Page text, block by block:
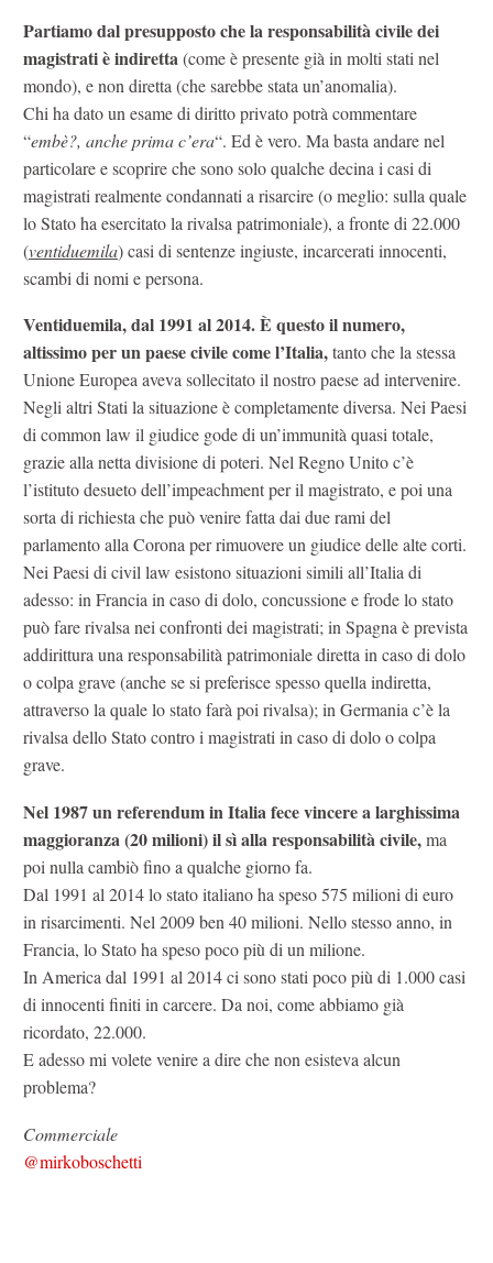
Partiamo dal presupposto che la responsabilità civile dei
magistrati è indiretta(come è presente già in molti stati nel
mondo), e non diretta (che sarebbe stata un’anomalia).
Chi ha dato un esame di diritto privato potrà commentare
“embè?, anche prima c’era“. Ed è vero. Ma basta andare nel
particolare e scoprire che sono solo qualche decina i casi di
magistrati realmente condannati a risarcire (o meglio: sulla quale
lo Stato ha esercitato la rivalsa patrimoniale), a fronte di 22.000
(ventiduemila) casi di sentenze ingiuste, incarcerati innocenti,
scambi di nomi e persona.
Ventiduemila, dal 1991 al 2014. È questo il numero,
altissimo per un paese civile come l’Italia,tanto che la stessa
Unione Europea aveva sollecitato il nostro paese ad intervenire.
Negli altri Stati la situazione è completamente diversa. Nei Paesi
di common law il giudice gode di un’immunità quasi totale,
grazie alla netta divisione di poteri. Nel Regno Unito c’è
l’istituto desueto dell’impeachment per il magistrato, e poi una
sorta di richiesta che può venire fatta dai due rami del
parlamento alla Corona per rimuovere un giudice delle alte corti.
Nei Paesi di civil law esistono situazioni simili all’Italia di
adesso: in Francia in caso di dolo, concussione e frode lo stato
può fare rivalsa nei confronti dei magistrati; in Spagna è prevista
addirittura una responsabilità patrimoniale diretta in caso di dolo
o colpa grave (anche se si preferisce spesso quella indiretta,
attraverso la quale lo stato farà poi rivalsa); in Germania c’è la
rivalsa dello Stato contro i magistrati in caso di dolo o colpa
grave.
Nel 1987 un referendum in Italia fece vincere a larghissima
maggioranza (20 milioni) il sì alla responsabilità civile,ma
poi nulla cambiò fino a qualche giorno fa.
Dal 1991 al 2014 lo stato italiano ha speso 575 milioni di euro
in risarcimenti. Nel 2009 ben 40 milioni. Nello stesso anno, in
Francia, lo Stato ha speso poco più di un milione.
In America dal 1991 al 2014 ci sono stati poco più di 1.000 casi
di innocenti finiti in carcere. Da noi, come abbiamo già
ricordato, 22.000.
E adesso mi volete venire a dire che non esisteva alcun
problema?
Commerciale
@mirkoboschetti